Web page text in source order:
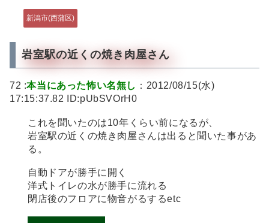
新潟市(西蒲区)
岩室駅の近くの焼き肉屋さん
72 :本当にあった怖い名無し ：2012/08/15(水)
17:15:37.82 ID:pUbSVOrH0
これを聞いたのは10年くらい前になるが、
岩室駅の近くの焼き肉屋さんは出ると聞いた事があ
る。
自動ドアが勝手に開く
洋式トイレの水が勝手に流れる
閉店後のフロアに物音がるするetc